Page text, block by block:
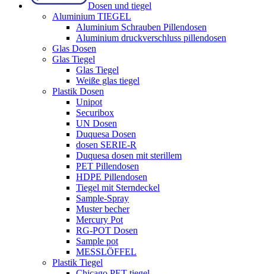
Dosen und tiegel
Aluminium TIEGEL
Aluminium Schrauben Pillendosen
Aluminium druckverschluss pillendosen
Glas Dosen
Glas Tiegel
Glas Tiegel
Weiße glas tiegel
Plastik Dosen
Unipot
Securibox
UN Dosen
Duquesa Dosen
dosen SERIE-R
Duquesa dosen mit sterillem
PET Pillendosen
HDPE Pillendosen
Tiegel mit Sterndeckel
Sample-Spray
Muster becher
Mercury Pot
RG-POT Dosen
Sample pot
MESSLÖFFEL
Plastik Tiegel